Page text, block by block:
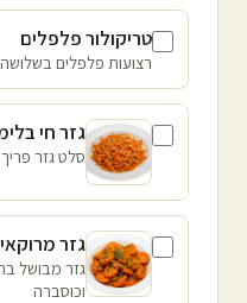
טריקולור פלפלים
רצועות פלפלים
גזר חי
סלט גזר
גזר מרוקאי
גזר מבושל
וכוסברה